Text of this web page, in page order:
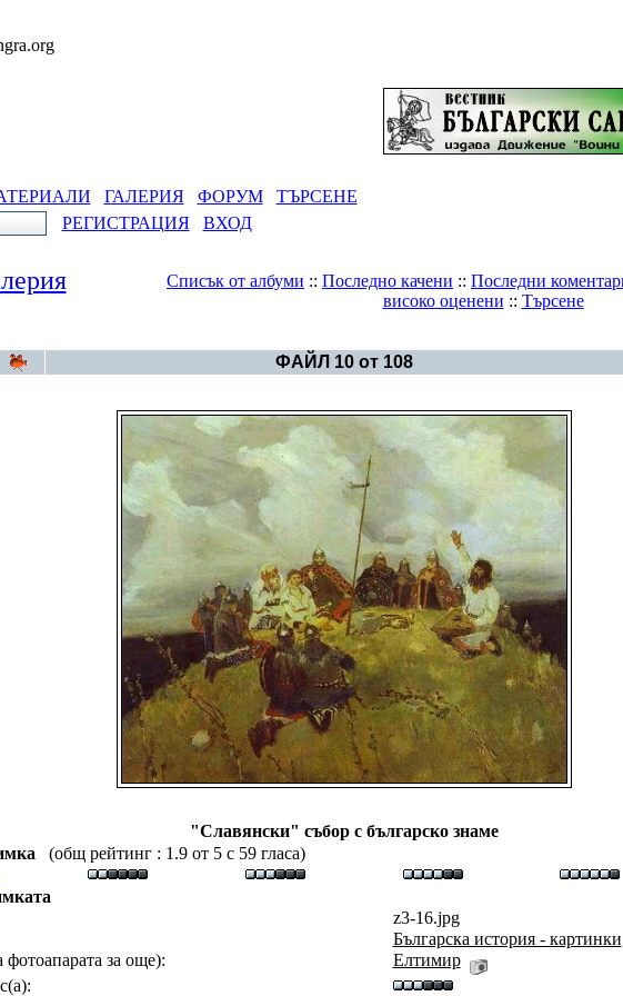
ГАЛЕРИЯ ФОРУМ
ТЪРСЕНЕ
РЕГИСТРАЦИЯ
ВХОД
Списък от албуми :: Последно качени :: Последни
високо оценени :: Търсене
ФАЙЛ 10 от 108
"Славянски" събор с българско знаме
(общ рейтинг : 1.9 от 5 с 59 гласа)
z3-16.jpg
Българска история - картинки
фотоапарата за още):
Eлтимир